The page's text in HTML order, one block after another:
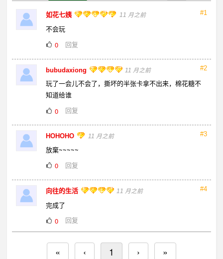
#1
如花七姨 11 月之前
不会玩
0
回复
#2
bubudaxiong 11 月之前
玩了一会儿不会了，撕坏的半张卡拿不出来，棉花糖不
知道给谁
0
回复
#3
HOHOHO 11 月之前
放棄~~~~~
0
回复
#4
向往的生活 11 月之前
完成了
0
回复
« ‹ 1 › »